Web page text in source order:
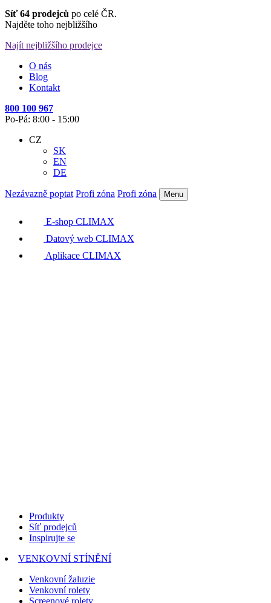
Síť 64 prodejců po celé ČR.
Najděte toho nejbližšího
Najít nejbližšího prodejce
O nás
Blog
Kontakt
800 100 967
Po-Pá: 8:00 - 15:00
CZ
SK
EN
DE
Nezávazně poptat Profi zóna Profi zóna Menu
E-shop CLIMAX
Datový web CLIMAX
Aplikace CLIMAX
Produkty
Síť prodejců
Inspirujte se
VENKOVNÍ STÍNĚNÍ
Venkovní žaluzie
Venkovní rolety
Screenové rolety